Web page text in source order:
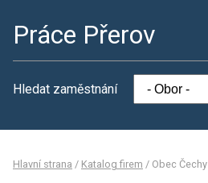
Práce Přerov
Hledat zaměstnání
Hlavní strana / Katalog firem / Obec Čechy